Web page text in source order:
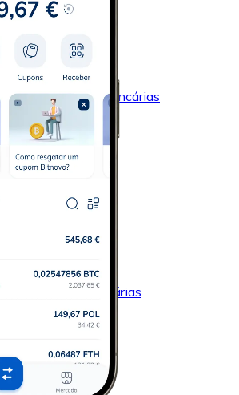
transferência bancárias
transferência bancárias